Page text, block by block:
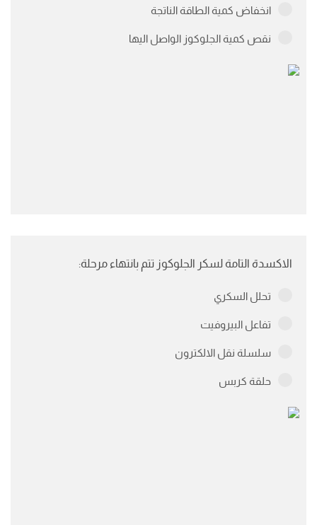
انخفاض كمية الطاقة الناتجة
نقص كمية الجلوكوز الواصل اليها
الاكسدة التامة لسكر الجلوكوز تتم بانتهاء مرحلة:
تحلل السكري
تفاعل البيروفيت
سلسلة نقل الالكترون
حلقة كربس